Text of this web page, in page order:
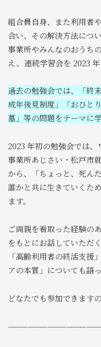
組合員自身、また利用者
合い、その解決方法につ
事業所やみんなのおうち
え、連続学習会を 2023
過去の勉強会では、「終
成年後見制度」「おひと
墓」等の問題をテーマに
2023 年初の勉強会では
事業所あじさい・松戸市
から、「ちょっと、死ん
誰かと共に生きていくた
ます。
ご両親を看取った経験の
をもとにお話していただ
「高齢利用者の終活支援
アの本質」についても語
どなたでも参加できます